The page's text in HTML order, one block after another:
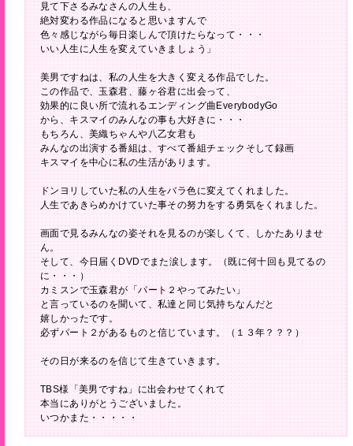
見て下さるみなさんの人生も、
絶対変わる作品になると思いますんで
色々感じながら毎日楽しんで頂けたらなって・・・
いい人生に人生を変えていきましょう」
美男ですねは、私の人生を大きく変える作品でした。
この作品で、玉森君、藤ヶ谷君に出会って、
効果的に良い所で流れるエンディング曲EverybodyGo
から、キスマイのみんなの事も大好きに・・・
もちろん、美織ちゃんや八乙女君も
みんなの出演する番組は、すべて番組チェックそして録画
キスマイを中心に私の生活があります。
ドンヨリしていた私の人生をバラ色に変えてくれました。
人生であきらめかけていた事その努力をする勇気をくれました。
画面で見るみんなの姿それを見るのが楽しくて、しかたありませ
ん。
そして、今日届くDVDでまた涙します。（既に何十回も見てるの
に・・・）
カミスンで玉森君が「パート２やってみたい」
と言っているのを聞いて、私達と同じ気持ちなんだと
嬉しかったです。
必ずパート２があるものと信じています。（１３年？？？）
その日が来るのを信じて生きていきます。
TBS様「美男ですね」に出会わせてくれて
本当にありがとうございました。
いつかまた・・・・・